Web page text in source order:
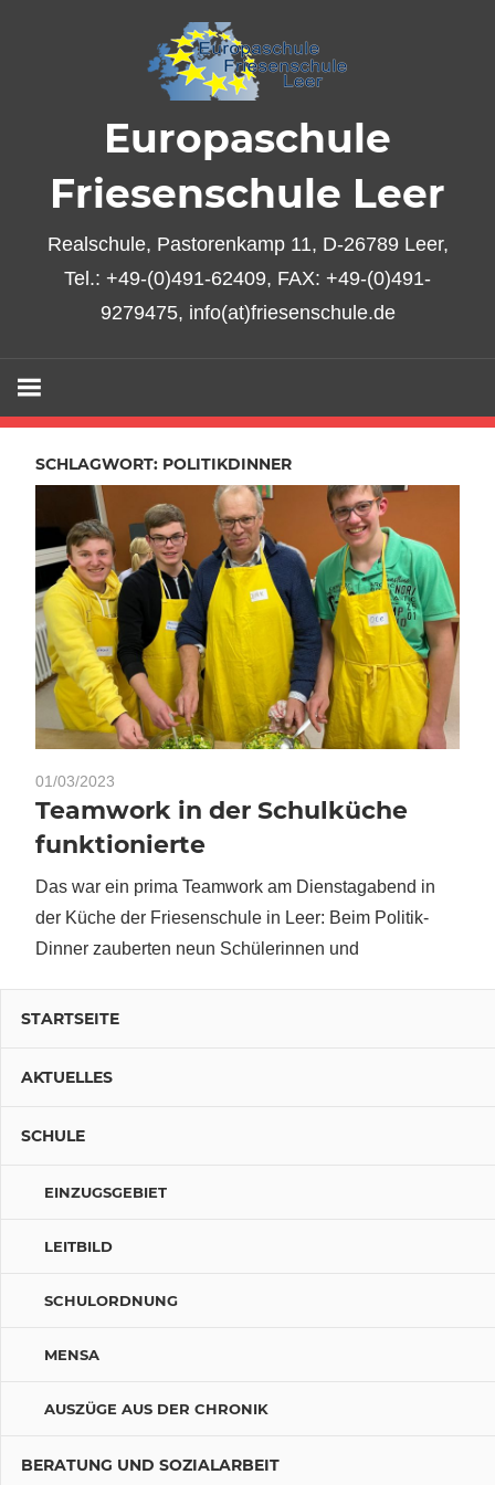
Europaschule
Friesenschule Leer
Realschule, Pastorenkamp 11, D-26789 Leer,
Tel.: +49-(0)491-62409, FAX: +49-(0)491-
9279475, info(at)friesenschule.de
SCHLAGWORT: POLITIKDINNER
01/03/2023
Teamwork in der Schulküche
funktionierte
Das war ein prima Teamwork am Dienstagabend in
der Küche der Friesenschule in Leer: Beim Politik-
Dinner zauberten neun Schülerinnen und
STARTSEITE
AKTUELLES
SCHULE
EINZUGSGEBIET
LEITBILD
SCHULORDNUNG
MENSA
AUSZÜGE AUS DER CHRONIK
BERATUNG UND SOZIALARBEIT